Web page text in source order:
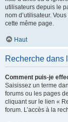
utilisateurs depuis le
nom d’utilisateur.
cette même page.
Haut
Recherche dans
Comment puis-je
Saisissez un terme
forums ou les pages
cliquant sur le lien «
forum. L’accès à la